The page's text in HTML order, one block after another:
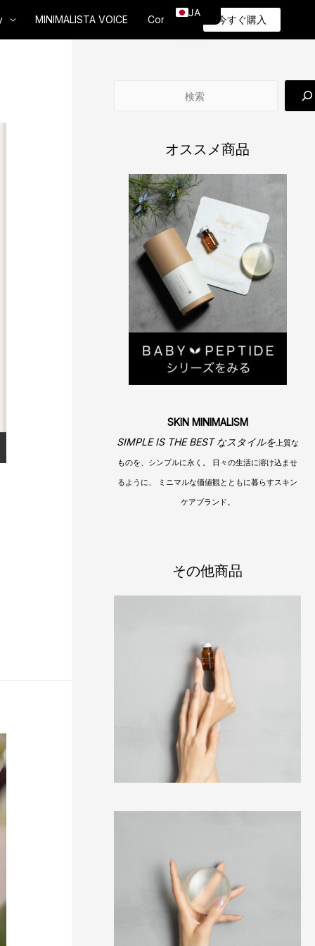
MINIMALISTA VOICE Contact 今すぐ購入
オススメ商品
SKIN MINIMALISM
SIMPLE IS THE BEST なスタイルを上質な
ものを、シンプルに永く。 日々の生活に溶け込ませ
るように、 ミニマルな価値観とともに暮らすスキン
ケアブランド。
その他商品
JA